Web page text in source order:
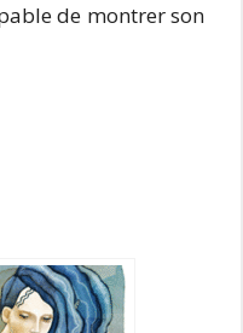
de montrer son